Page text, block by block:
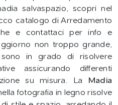
salvaspazio, scopri nel
catalogo di Arredamento
e contattaci per info e
non troppo grande,
in grado di risolvere
assicurando differenti
su misura. La
Madia
fotografia in legno risolve